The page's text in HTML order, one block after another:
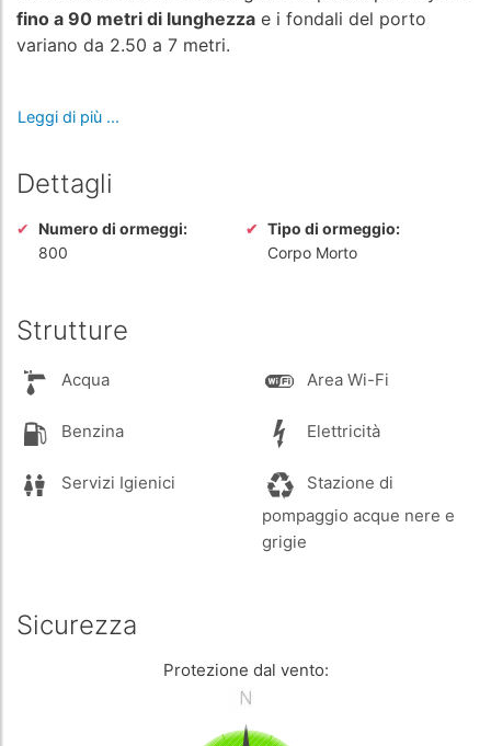
fino a 90 metri di lunghezza e i fondali del porto
variano da 2.50 a 7 metri.
Leggi di più ...
Dettagli
Numero di ormeggi:
800
Tipo di ormeggio:
Corpo Morto
Strutture
Acqua Area Wi-Fi
Benzina Elettricità
Servizi Igienici
Stazione di
pompaggio acque nere e
grigie
Sicurezza
Protezione dal vento: